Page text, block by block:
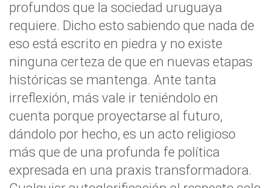
profundos que la sociedad uruguaya
requiere. Dicho esto sabiendo que nada de
eso está escrito en piedra y no existe
ninguna certeza de que en nuevas etapas
históricas se mantenga. Ante tanta
irreflexión, más vale ir teniéndolo en
cuenta porque proyectarse al futuro,
dándolo por hecho, es un acto religioso
más que de una profunda fe política
expresada en una praxis transformadora.